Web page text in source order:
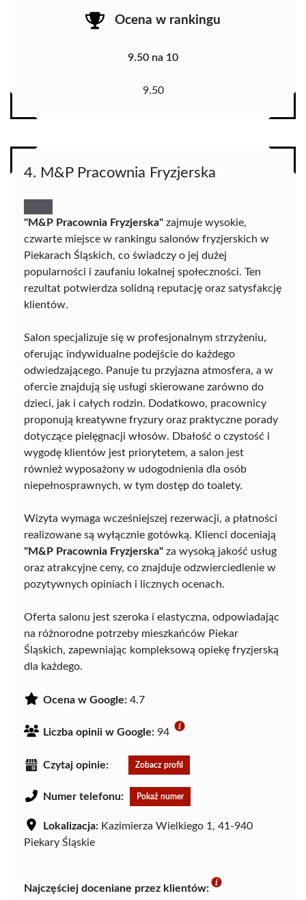
Ocena w rankingu
9.50 na 10
9.50
4. M&P Pracownia Fryzjerska
"M&P Pracownia Fryzjerska" zajmuje wysokie,
czwarte miejsce w rankingu salonów fryzjerskich w
Piekarach Śląskich, co świadczy o jej dużej
popularności i zaufaniu lokalnej społeczności. Ten
rezultat potwierdza solidną reputację oraz satysfakcję
klientów.
Salon specjalizuje się w profesjonalnym strzyżeniu,
oferując indywidualne podejście do każdego
odwiedzającego. Panuje tu przyjazna atmosfera, a w
ofercie znajdują się usługi skierowane zarówno do
dzieci, jak i całych rodzin. Dodatkowo, pracownicy
proponują kreatywne fryzury oraz praktyczne porady
dotyczące pielęgnacji włosów. Dbałość o czystość i
wygodę klientów jest priorytetem, a salon jest
również wyposażony w udogodnienia dla osób
niepełnosprawnych, w tym dostęp do toalety.
Wizyta wymaga wcześniejszej rezerwacji, a płatności
realizowane są wyłącznie gotówką. Klienci doceniają
"M&P Pracownia Fryzjerska" za wysoką jakość usług
oraz atrakcyjne ceny, co znajduje odzwierciedlenie w
pozytywnych opiniach i licznych ocenach.
Oferta salonu jest szeroka i elastyczna, odpowiadając
na różnorodne potrzeby mieszkańców Piekar
Śląskich, zapewniając kompleksową opiekę fryzjerską
dla każdego.
Ocena w Google: 4.7
Liczba opinii w Google: 94
Czytaj opinie: Zobacz profil
Numer telefonu: Pokaż numer
Lokalizacja: Kazimierza Wielkiego 1, 41-940
Piekary Śląskie
Najczęściej doceniane przez klientów: